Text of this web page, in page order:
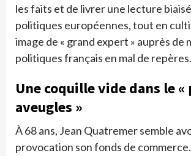
les faits et de livrer une lecture
politiques européennes, tout en
image de « grand expert » auprès de
politiques français en mal de repères.
Une coquille vide dans le «
aveugles »
À 68 ans, Jean Quatremer semble
provocation son fonds de commerce.